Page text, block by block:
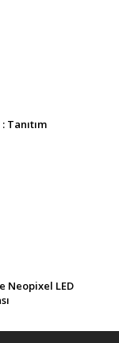
Tanıtım
Neopixel LED